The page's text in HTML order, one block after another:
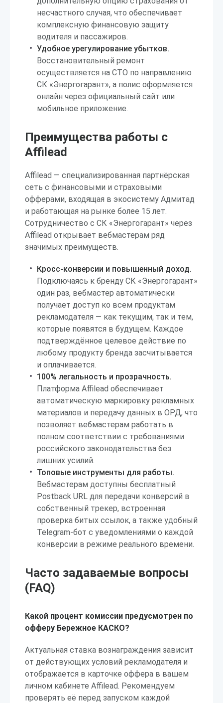
несчастного случая, что обеспечивает
комплексную финансовую защиту
водителя и пассажиров.
Удобное урегулирование убытков.
Восстановительный ремонт
осуществляется на СТО по направлению
СК «Энергогарант», а полис оформляется
онлайн через официальный сайт или
мобильное приложение.
Преимущества работы с
Affilead
Affilead — специализированная партнёрская
сеть с финансовыми и страховыми
офферами, входящая в экосистему Адмитад
и работающая на рынке более 15 лет.
Сотрудничество с СК «Энергогарант» через
Affilead открывает вебмастерам ряд
значимых преимуществ.
Кросс-конверсии и повышенный доход.
Подключаясь к бренду СК «Энергогарант»
один раз, вебмастер автоматически
получает доступ ко всем продуктам
рекламодателя — как текущим, так и тем,
которые появятся в будущем. Каждое
подтверждённое целевое действие по
любому продукту бренда засчитывается
и оплачивается.
100% легальность и прозрачность.
Платформа Affilead обеспечивает
автоматическую маркировку рекламных
материалов и передачу данных в ОРД, что
позволяет вебмастерам работать в
полном соответствии с требованиями
российского законодательства без
лишних усилий.
Топовые инструменты для работы.
Вебмастерам доступны бесплатный
Postback URL для передачи конверсий в
собственный трекер, встроенная
проверка битых ссылок, а также удобный
Telegram-бот с уведомлениями о каждой
конверсии в режиме реального времени.
Часто задаваемые вопросы
(FAQ)
Какой процент комиссии предусмотрен по
офферу Бережное КАСКО?
Актуальная ставка вознаграждения зависит
от действующих условий рекламодателя и
отображается в карточке оффера в вашем
личном кабинете Affilead. Рекомендуем
проверять её перед запуском каждой